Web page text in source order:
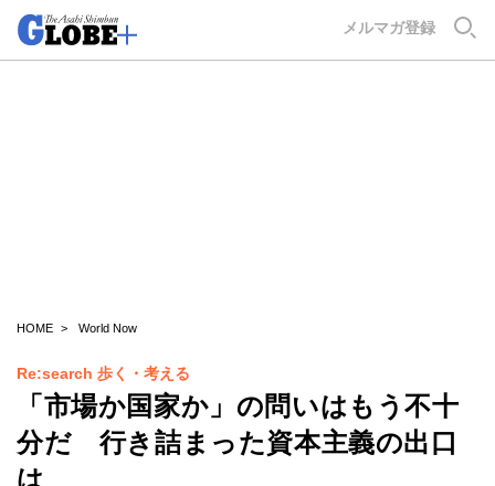
メルマガ登録
HOME World Now
Re:search 歩く・考える
「市場か国家か」の問いはもう不十
分だ 行き詰まった資本主義の出口
は